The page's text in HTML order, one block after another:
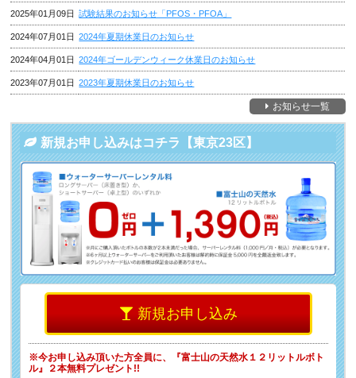
2025年01月09日 試験結果のお知らせ「PFOS・PFOA」
2024年07月01日 2024年夏期休業日のお知らせ
2024年04月01日 2024年ゴールデンウィーク休業日のお知らせ
2023年07月01日 2023年夏期休業日のお知らせ
お知らせ一覧
新規お申し込みはコチラ【東京23区】
新規お申し込み
※今お申し込み頂いた方全員に、
『富士山の天然水１２リットルボト
ル』２本無料プレゼント!!